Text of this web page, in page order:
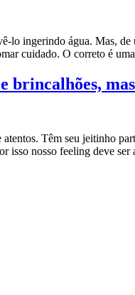
lo ingerindo água. Mas,
cuidado. O correto é
brincalhões,
Têm seu jeitinho
isso nosso feeling deve